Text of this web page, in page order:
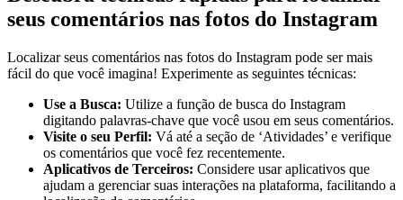
seus‍ comentários ⁤nas ⁢fotos do Instagram
Localizar‌ seus ‍comentários ⁤nas ⁤fotos​ do Instagram pode ser mais
fácil do que você imagina! ​Experimente as ⁢seguintes técnicas:
Use a ⁣Busca: ⁣Utilize⁣ a⁣ função de busca do​ Instagram
digitando ‌palavras-chave que você usou⁣ em seus comentários.
Visite ⁢o seu Perfil: Vá até⁤ a‌ seção ⁤de ‘Atividades’ e verifique
os comentários que você fez⁤ recentemente.
Aplicativos de Terceiros: Considere⁤ usar aplicativos ‌que
ajudam ‍a‍ gerenciar suas interações na⁣ plataforma, facilitando a